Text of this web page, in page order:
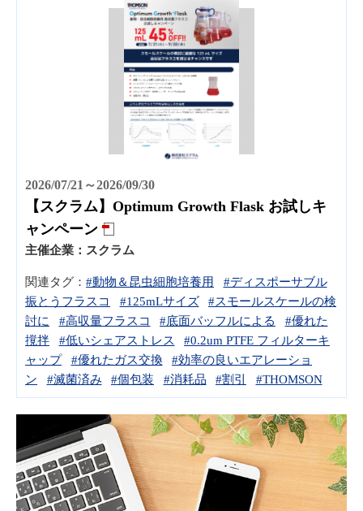
2026/07/21～2026/09/30
【スクラム】Optimum Growth Flask お試しキ
ャンペーン
主催企業： スクラム
関連タグ： #動物＆昆虫細胞培養用
#ディスポーサブル
振とうフラスコ
#125mLサイズ
#スモールスケールの検
討に
#高収量フラスコ #底面バッフルによる
#優れた
撹拌
#低いシェアストレス
#0.2um PTFE フィルターキ
ャップ
#優れたガス交換
#効率の良いエアレーショ
ン
#滅菌済み #個包装 #消耗品 #割引 #THOMSON